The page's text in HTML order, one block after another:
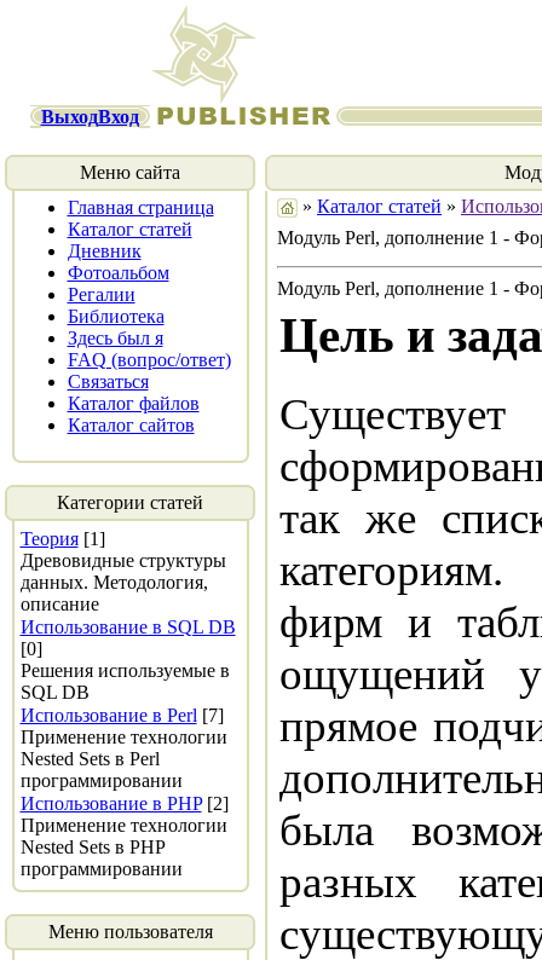
ВыходВход
Меню сайта
Главная страница
Каталог статей
Дневник
Фотоальбом
Регалии
Библиотека
Здесь был я
FAQ (вопрос/ответ)
Связаться
Каталог файлов
Каталог сайтов
Категории статей
Теория [1]
Древовидные структуры
данных. Методология,
описание
Использование в SQL DB
[0]
Решения используемые в
SQL DB
Использование в Perl [7]
Применение технологии
Nested Sets в Perl
программировании
Использование в PHP [2]
Применение технологии
Nested Sets в PHP
программировании
Меню пользователя
» Каталог статей »
Модуль Perl, дополнение 1 -
Модуль Perl, дополнение 1 -
Цель и
так же
фирм и
ощущений
прямое
была
разных